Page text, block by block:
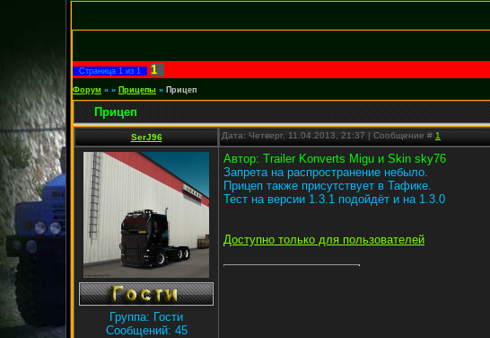
Страница 1 из 1 1
Форум » » Прицепы » Прицеп
Прицеп
SerJ96 Дата: Четверг, 11.04.2013, 21:37 | Сообщение # 1
Группа: Гости
Сообщений: 45
Автор: Trailer Konverts Migu и Skin sky76
Запрета на распространение небыло.
Прицеп также присутствует в Тафике.
Тест на версии 1.3.1 подойдёт и на 1.3.0
Доступно только для пользователей